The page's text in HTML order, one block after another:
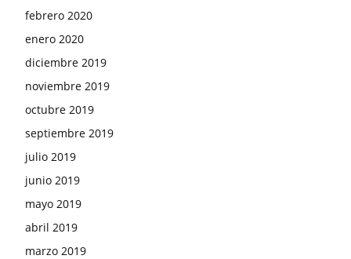
febrero 2020
enero 2020
diciembre 2019
noviembre 2019
octubre 2019
septiembre 2019
julio 2019
junio 2019
mayo 2019
abril 2019
marzo 2019